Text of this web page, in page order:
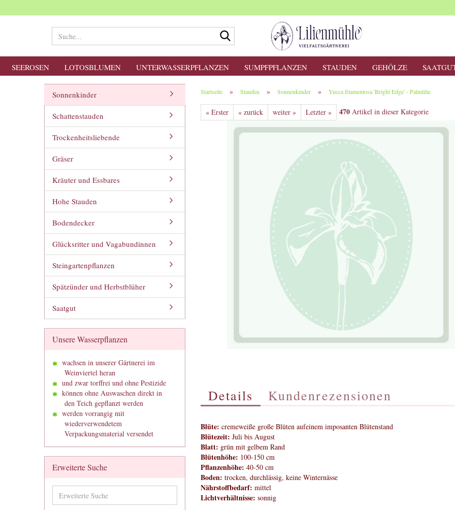
SEEROSEN LOTOSBLUMEN UNTERWASSERPFLANZEN SUMPFPFLANZEN STAUDEN GEHÖLZE
Startseite » Stauden » Sonnenkinder » Yucca filamentosa 'Bright Edge' - Palmlilie
« Erster « zurück weiter » Letzter » 470Artikel in dieser Kategorie
Details Kundenrezensionen
Blüte: cremeweiße große Blüten aufeinem imposanten Blütenstand
Blütezeit: Juli bis August
Blatt: grün mit gelbem Rand
Blütenhöhe: 100-150 cm
Pflanzenhöhe: 40-50 cm
Boden: trocken, durchlässig, keine Winternässe
Nährstoffbedarf: mittel
Lichtverhältnisse: sonnig
Sonnenkinder
Schattenstauden
Trockenheitsliebende
Gräser
Kräuter und Essbares
Hohe Stauden
Bodendecker
Glücksritter und Vagabundinnen
Steingartenpflanzen
Spätzünder und Herbstblüher
Saatgut
Unsere Wasserpflanzen
wachsen in unserer Gärtnerei im
Weinviertel heran
und zwar torffrei und ohne Pestizide
können ohne Auswaschen direkt in
den Teich gepflanzt werden
werden vorrangig mit
wiederverwendetem
Verpackungsmaterial versendet
Erweiterte Suche
Suche